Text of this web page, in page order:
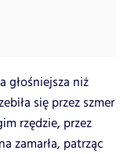
głośniejsza niż
się przez szmer
rzędzie, przez
zamarła, patrząc